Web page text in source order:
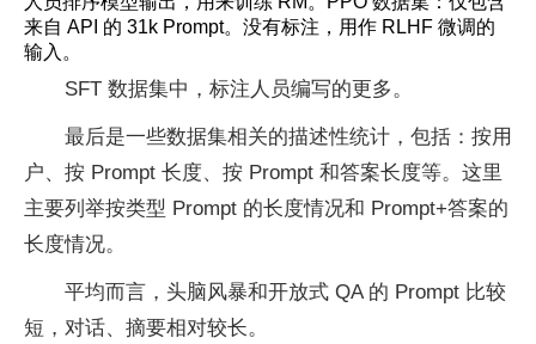
来自 API 的 31k Prompt。没有标注，用作 RLHF 微调的
输入。
SFT 数据集中，标注人员编写的更多。
最后是一些数据集相关的描述性统计，包括：按用
户、按 Prompt 长度、按 Prompt 和答案长度等。这里
主要列举按类型 Prompt 的长度情况和 Prompt+答案的
长度情况。
平均而言，头脑风暴和开放式 QA 的 Prompt 比较
短，对话、摘要相对较长。